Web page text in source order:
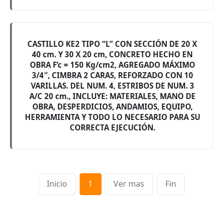
CASTILLO KE2 TIPO “L” CON SECCIÓN DE 20 X
40 cm. Y 30 X 20 cm, CONCRETO HECHO EN
OBRA F’c = 150 Kg/cm2, AGREGADO MÁXIMO
3/4″, CIMBRA 2 CARAS, REFORZADO CON 10
VARILLAS. DEL NUM. 4, ESTRIBOS DE NUM. 3
A/C 20 cm., INCLUYE: MATERIALES, MANO DE
OBRA, DESPERDICIOS, ANDAMIOS, EQUIPO,
HERRAMIENTA Y TODO LO NECESARIO PARA SU
CORRECTA EJECUCIÓN.
Inicio 1 Ver mas Fin